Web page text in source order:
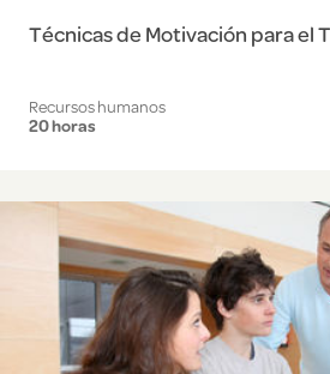
Técnicas de Motivación para el
Recursos humanos
20 horas